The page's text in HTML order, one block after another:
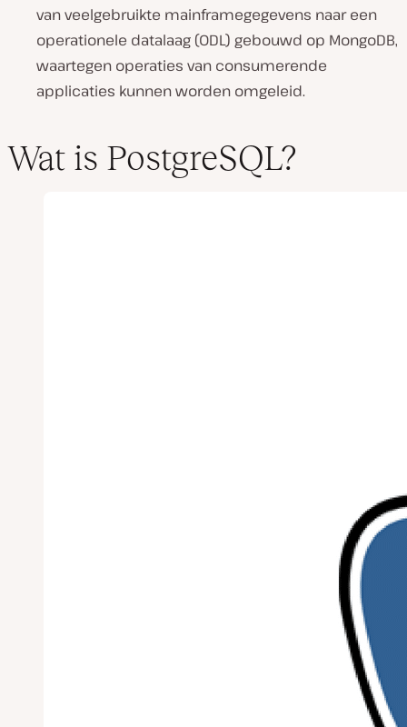
van veelgebruikte mainframegegevens naar een
operationele datalaag (ODL) gebouwd op MongoDB,
waartegen operaties van consumerende
applicaties kunnen worden omgeleid.
Wat is PostgreSQL?